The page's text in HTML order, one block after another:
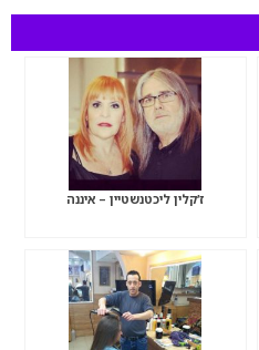
ז’קלין ליכטנשטיין – איננה